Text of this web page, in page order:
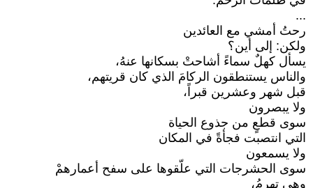
...
رحتُ أمشي مع العائدين
ولكن: إلى أين؟
يسأل كهلٌ سماءً أشاحتْ بسكانها عنهُ،
والناس يستنطقون الركامَ الذي كان قريتهم،
قبل شهر وعشرين قبراً،
ولا يبصرون
سوى قطعٍ من جذوع الحياة
التي انتصبت فجأةً في المكان
ولا يسمعون
سوى الحشرجات التي علّقوها على سفح أعمارهمْ
وهي تهرمُ،